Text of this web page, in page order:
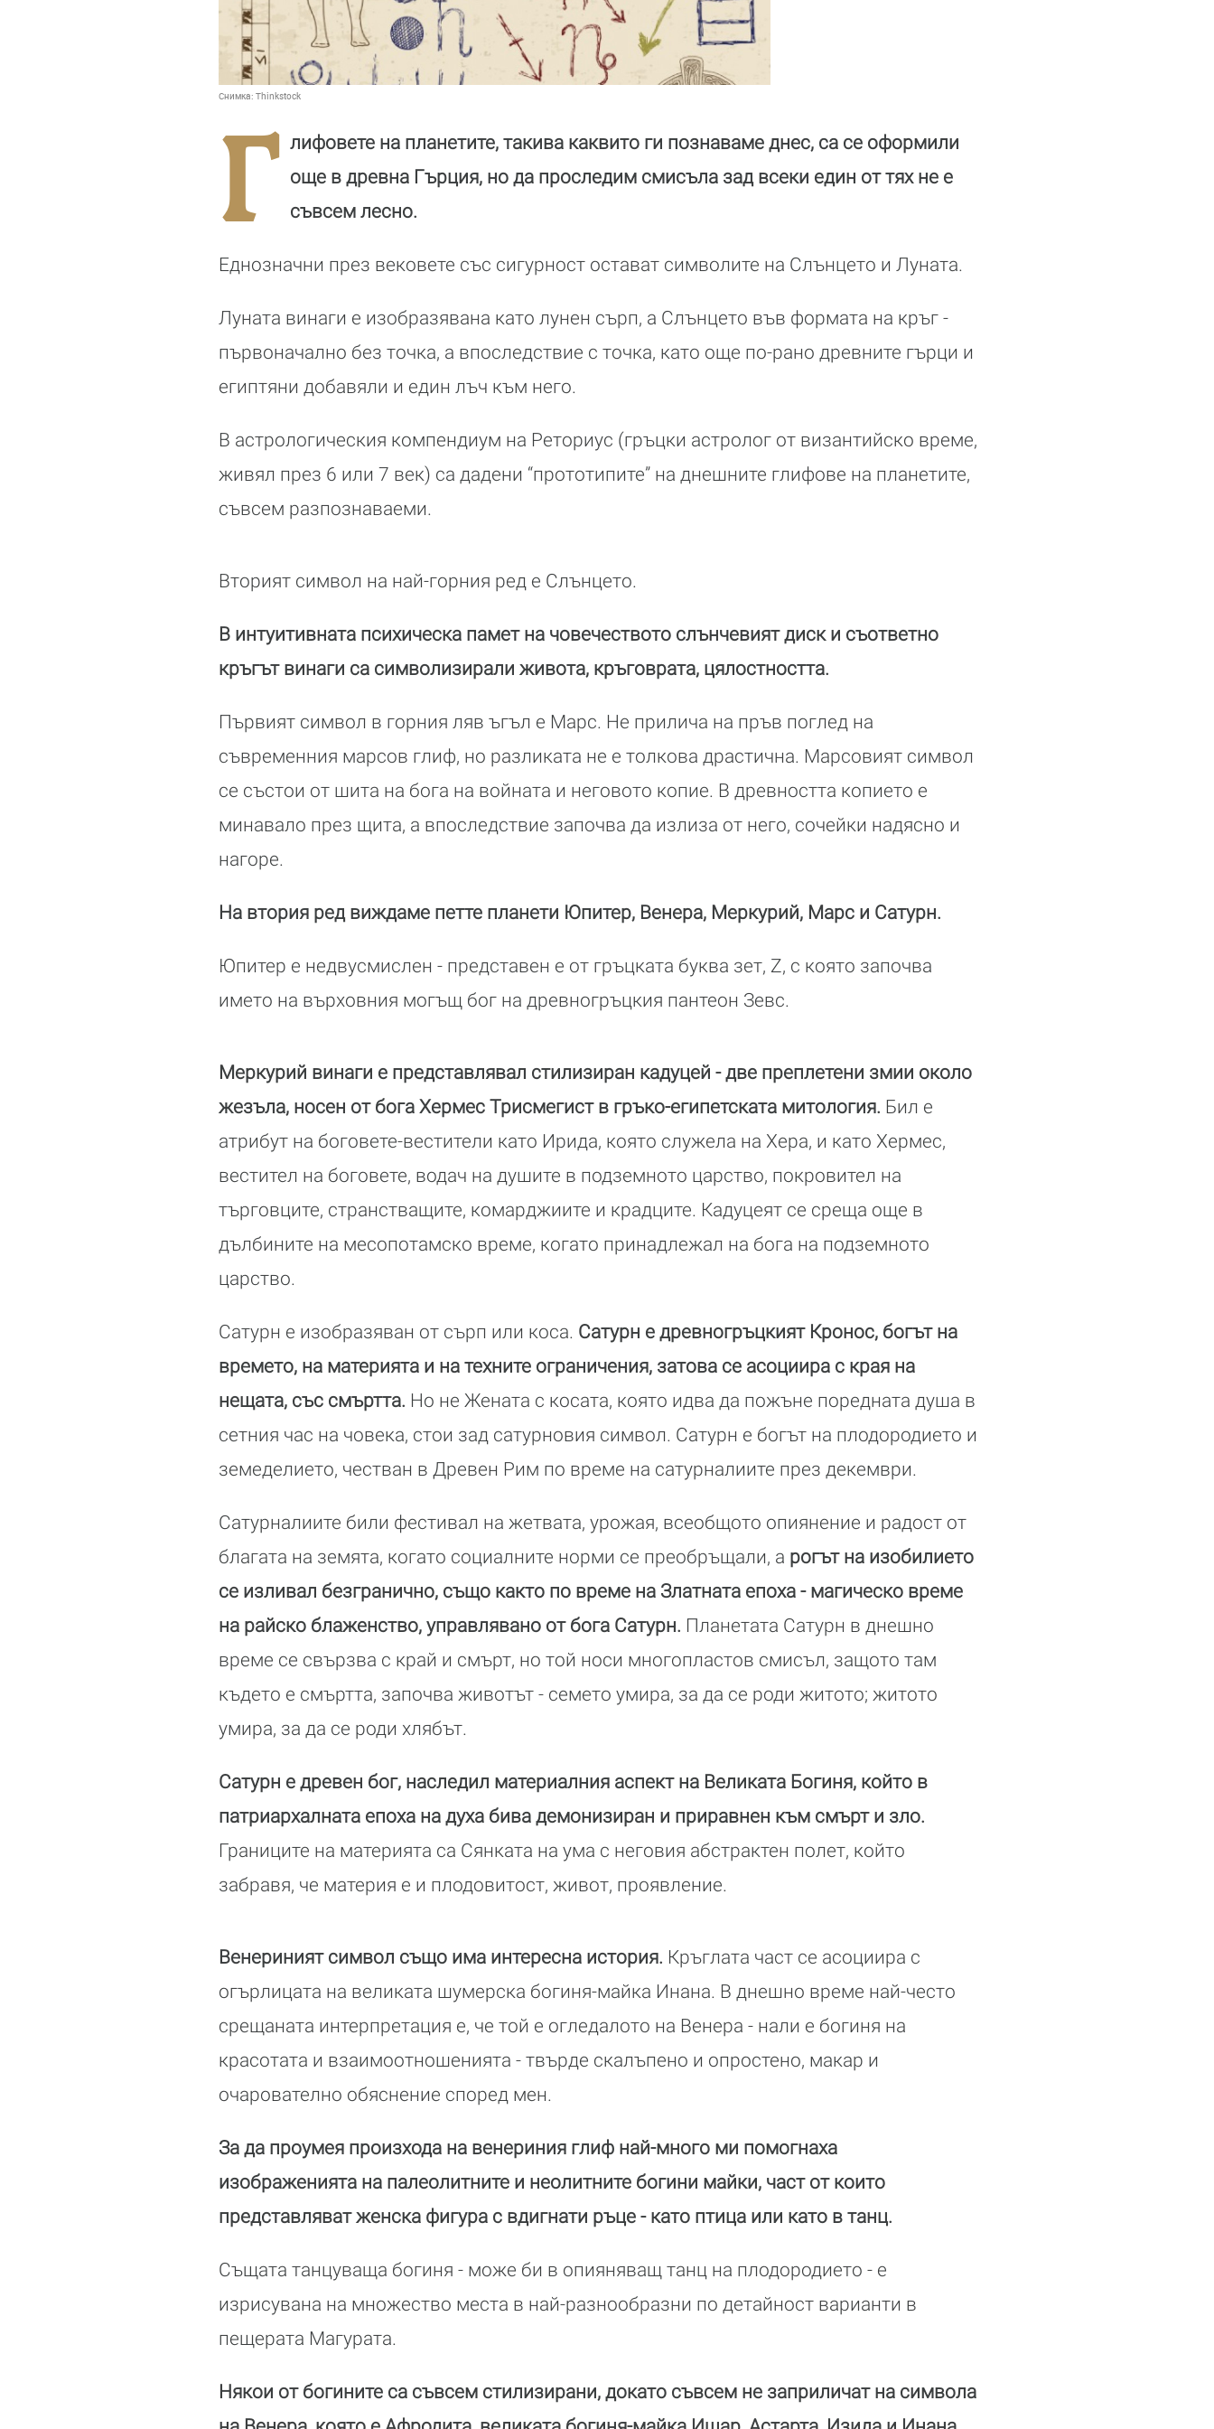
Снимка: Thinkstock
Г
лифовете на планетите, такива каквито ги познаваме днес, са се оформили
още в древна Гърция, но да проследим смисъла зад всеки един от тях не е
съвсем лесно.
Еднозначни през вековете със сигурност остават символите на Слънцето и Луната.
Луната винаги е изобразявана като лунен сърп, а Слънцето във формата на кръг -
първоначално без точка, а впоследствие с точка, като още по-рано древните гърци и
египтяни добавяли и един лъч към него.
В астрологическия компендиум на Реториус (гръцки астролог от византийско време,
живял през 6 или 7 век) са дадени “прототипите” на днешните глифове на планетите,
съвсем разпознаваеми.
Вторият символ на най-горния ред е Слънцето.
В интуитивната психическа памет на човечеството слънчевият диск и съответно
кръгът винаги са символизирали живота, кръговрата, цялостността.
Първият символ в горния ляв ъгъл е Марс. Не прилича на пръв поглед на
съвременния марсов глиф, но разликата не е толкова драстична. Марсовият символ
се състои от шита на бога на войната и неговото копие. В древността копието е
минавало през щита, а впоследствие започва да излиза от него, сочейки надясно и
нагоре.
На втория ред виждаме петте планети Юпитер, Венера, Меркурий, Марс и Сатурн.
Юпитер е недвусмислен - представен е от гръцката буква зет, Z, с която започва
името на върховния могъщ бог на древногръцкия пантеон Зевс.
Меркурий винаги е представлявал стилизиран кадуцей - две преплетени змии около
жезъла, носен от бога Хермес Трисмегист в гръко-египетската митология. Бил е
атрибут на боговете-вестители като Ирида, която служела на Хера, и като Хермес,
вестител на боговете, водач на душите в подземното царство, покровител на
търговците, странстващите, комарджиите и крадците. Кадуцеят се среща още в
дълбините на месопотамско време, когато принадлежал на бога на подземното
царство.
Сатурн е изобразяван от сърп или коса. Сатурн е древногръцкият Кронос, богът на
времето, на материята и на техните ограничения, затова се асоциира с края на
нещата, със смъртта. Но не Жената с косата, която идва да пожъне поредната душа в
сетния час на човека, стои зад сатурновия символ. Сатурн е богът на плодородието и
земеделието, честван в Древен Рим по време на сатурналиите през декември.
Сатурналиите били фестивал на жетвата, урожая, всеобщото опиянение и радост от
благата на земята, когато социалните норми се преобръщали, а рогът на изобилието
се изливал безгранично, също както по време на Златната епоха - магическо време
на райско блаженство, управлявано от бога Сатурн. Планетата Сатурн в днешно
време се свързва с край и смърт, но той носи многопластов смисъл, защото там
където е смъртта, започва животът - семето умира, за да се роди житото; житото
умира, за да се роди хлябът.
Сатурн е древен бог, наследил материалния аспект на Великата Богиня, който в
патриархалната епоха на духа бива демонизиран и приравнен към смърт и зло.
Границите на материята са Сянката на ума с неговия абстрактен полет, който
забравя, че материя е и плодовитост, живот, проявление.
Венериният символ също има интересна история. Кръглата част се асоциира с
огърлицата на великата шумерска богиня-майка Инана. В днешно време най-често
срещаната интерпретация е, че той е огледалото на Венера - нали е богиня на
красотата и взаимоотношенията - твърде скалъпено и опростено, макар и
очарователно обяснение според мен.
За да проумея произхода на венериния глиф най-много ми помогнаха
изображенията на палеолитните и неолитните богини майки, част от които
представляват женска фигура с вдигнати ръце - като птица или като в танц.
Същата танцуваща богиня - може би в опияняващ танц на плодородието - е
изрисувана на множество места в най-разнообразни по детайност варианти в
пещерата Магурата.
Някои от богините са съвсем стилизирани, докато съвсем не заприличат на символа